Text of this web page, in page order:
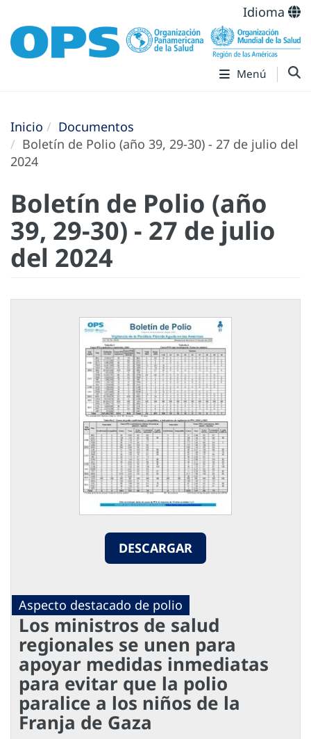
Idioma
Menú
Inicio
Documentos
Boletín de Polio (año 39, 29-30) - 27 de julio del
2024
Boletín de Polio (año
39, 29-30) - 27 de julio
del 2024
DESCARGAR
Aspecto destacado de polio
Los ministros de salud
regionales se unen para
apoyar medidas inmediatas
para evitar que la polio
paralice a los niños de la
Franja de Gaza